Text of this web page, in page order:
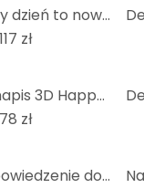
napis 3D Każdy dzień to nowa przygoda - MDF nature
117 zł
dekoracyjny napis 3D Happy Place - MDF natura
78 zł
Napis MDF - powiedzenie do kuchni - Buon Appetito